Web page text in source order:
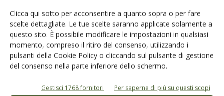
Clicca qui sotto per acconsentire a quanto sopra o per fare
scelte dettagliate. Le tue scelte saranno applicate solamente a
questo sito. È possibile modificare le impostazioni in qualsiasi
momento, compreso il ritiro del consenso, utilizzando i
pulsanti della Cookie Policy o cliccando sul pulsante di gestione
del consenso nella parte inferiore dello schermo.
Gestisci 1768 fornitori Per saperne di più su questi scopi
Cerca adesso